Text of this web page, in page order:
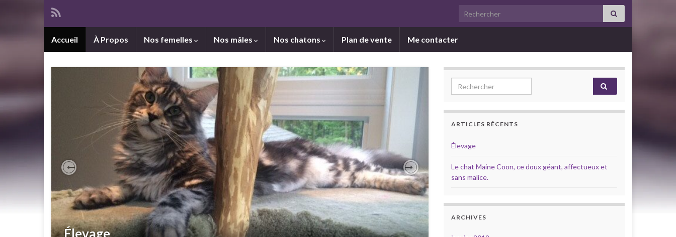
Search for:
Accueil À Propos Nos femelles Nos mâles Nos chatons Plan de vente Me contacter
Élevage
Next
Search for:
ARTICLES RÉCENTS
Élevage
Le chat Maine Coon, ce doux géant, affectueux et
sans malice.
ARCHIVES